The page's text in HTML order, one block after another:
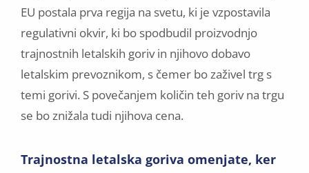
EU postala prva regija na svetu, ki je vzpostavila
regulativni okvir, ki bo spodbudil proizvodnjo
trajnostnih letalskih goriv in njihovo dobavo
letalskim prevoznikom, s čemer bo zaživel trg s
temi gorivi. S povečanjem količin teh goriv na trgu
se bo znižala tudi njihova cena.
Trajnostna letalska goriva omenjate, ker